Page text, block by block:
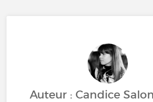
Auteur : Candice